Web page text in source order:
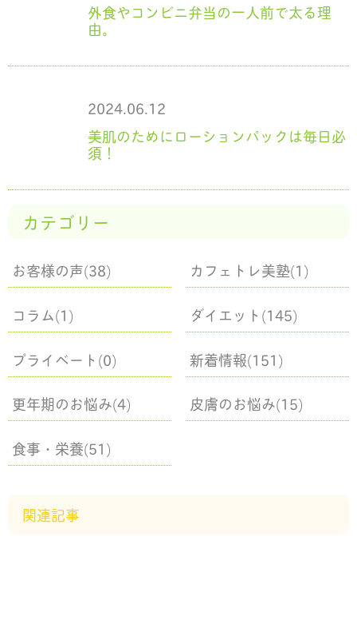
外食やコンビニ弁当の一人前で太る理
由。
2024.06.12
美肌のためにローションパックは毎日必
須！
カテゴリー
お客様の声(38)
カフェトレ美塾(1)
コラム(1)
ダイエット(145)
プライベート(0)
新着情報(151)
更年期のお悩み(4)
皮膚のお悩み(15)
食事・栄養(51)
関連記事